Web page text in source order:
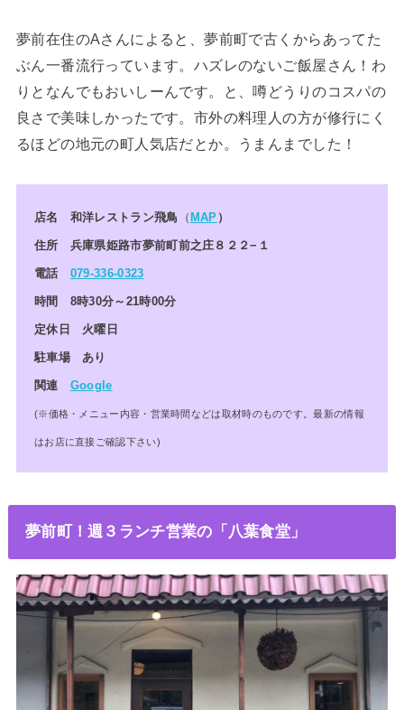
夢前在住のAさんによると、夢前町で古くからあってた
ぶん一番流行っています。ハズレのないご飯屋さん！わ
りとなんでもおいしーんです。と、噂どうりのコスパの
良さで美味しかったです。市外の料理人の方が修行にく
るほどの地元の町人気店だとか。うまんまでした！
店名 和洋レストラン飛鳥 （MAP ）
住所 兵庫県姫路市夢前町前之庄８２２−１
電話 079-336-0323
時間 8時30分～21時00分
定休日 火曜日
駐車場 あり
関連 Google
(※価格・メニュー内容・営業時間などは取材時のものです。最新の情報
はお店に直接ご確認下さい)
夢前町！週３ランチ営業の「八葉食堂」